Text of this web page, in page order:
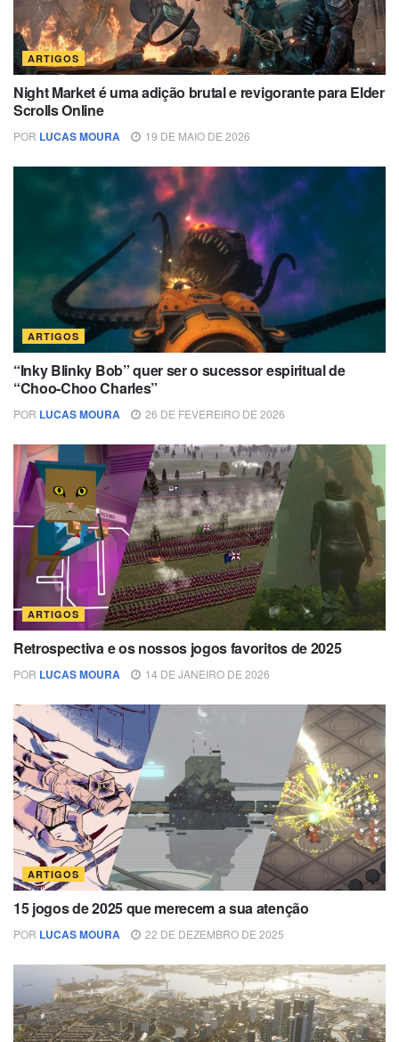
ARTIGOS
Night Market é uma adição brutal e revigorante para Elder
Scrolls Online
POR LUCAS MOURA 19 DE MAIO DE 2026
ARTIGOS
“Inky Blinky Bob” quer ser o sucessor espiritual de
“Choo-Choo Charles”
POR LUCAS MOURA 26 DE FEVEREIRO DE 2026
ARTIGOS
Retrospectiva e os nossos jogos favoritos de 2025
POR LUCAS MOURA 14 DE JANEIRO DE 2026
ARTIGOS
15 jogos de 2025 que merecem a sua atenção
POR LUCAS MOURA 22 DE DEZEMBRO DE 2025